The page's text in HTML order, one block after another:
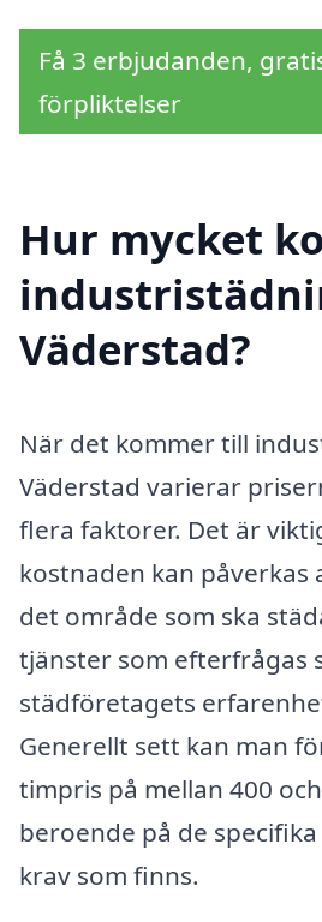
Få 3 erbjudanden,
förpliktelser
Hur mycket
Väderstad?
När det kommer till
Väderstad varierar
flera faktorer. Det är
kostnaden kan påverkas
det område som ska
tjänster som efterfrågas
städföretagets
Generellt sett kan man
timpris på mellan 400
beroende på de
krav som finns.